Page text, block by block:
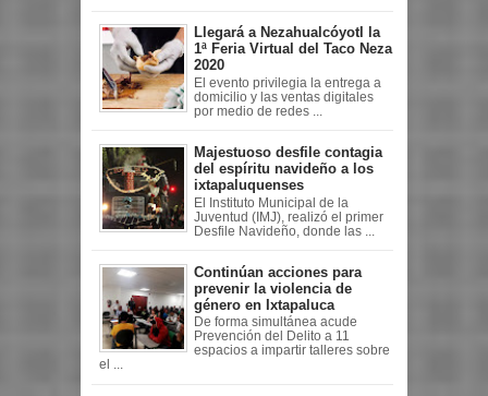
Llegará a Nezahualcóyotl la
1ª Feria Virtual del Taco Neza
2020
El evento privilegia la entrega a
domicilio y las ventas digitales
por medio de redes ...
Majestuoso desfile contagia
del espíritu navideño a los
ixtapaluquenses
El Instituto Municipal de la
Juventud (IMJ), realizó el primer
Desfile Navideño, donde las ...
Continúan acciones para
prevenir la violencia de
género en Ixtapaluca
De forma simultánea acude
Prevención del Delito a 11
espacios a impartir talleres sobre
el ...